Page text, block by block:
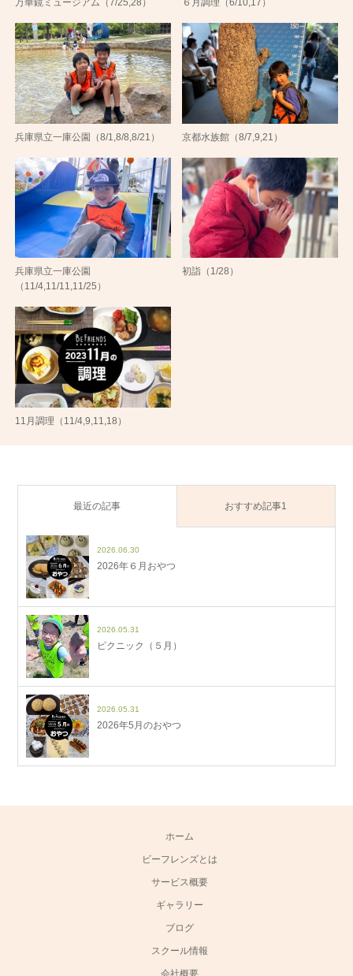
万華鏡ミュージアム（7/25,28） ６月調理（6/10,17）
兵庫県立一庫公園（8/1,8/8,8/21） 京都水族館（8/7,9,21）
兵庫県立一庫公園
（11/4,11/11,11/25）
初詣（1/28）
11月調理（11/4,9,11,18）
最近の記事 おすすめ記事1
2026.06.30
2026年６月おやつ
2026.05.31
ピクニック（５月）
2026.05.31
2026年5月のおやつ
ホーム
ビーフレンズとは
サービス概要
ギャラリー
ブログ
スクール情報
会社概要